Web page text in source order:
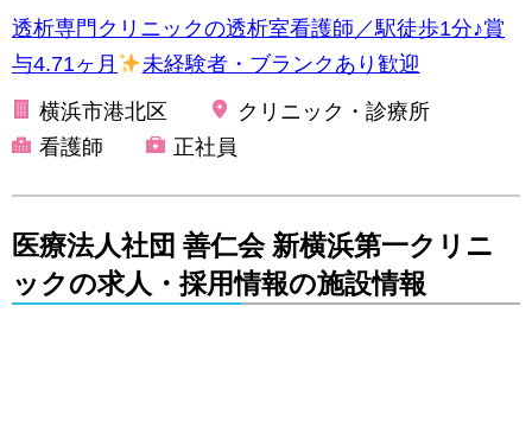
透析専門クリニックの透析室看護師／駅徒歩1分♪賞
与4.71ヶ月
未経験者・ブランクあり歓迎
横浜市港北区
クリニック・診療所
看護師
正社員
医療法人社団 善仁会 新横浜第一クリニ
ックの求人・採用情報の施設情報